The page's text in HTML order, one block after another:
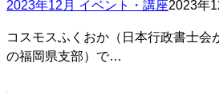
2023年12月 イベント・講座2023年
コスモスふくおか（日本行政書士会が設立した公益社団法人
の福岡県支部）で…